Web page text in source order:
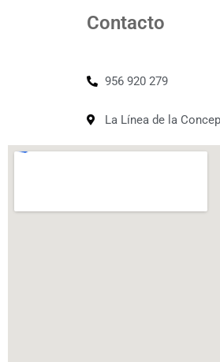
Contacto
956 920 279
La Línea de la